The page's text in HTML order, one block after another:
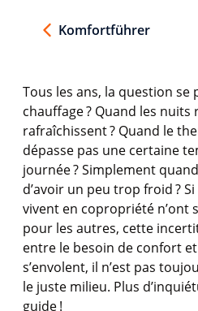
Komfortführer
Tous les ans, la question se
chauffage? Quand les nuits
rafraîchissent? Quand le
dépasse pas une certaine
journée? Simplement quand
d’avoir un peu trop froid? Si
vivent en copropriété n’ont
pour les autres, cette
entre le besoin de confort
s’envolent, il n’est pas
le juste milieu. Plus
guide !